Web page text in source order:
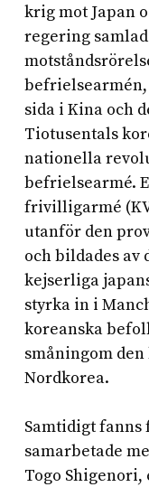
krig mot Japan
regering
befrielsearmén,
sida i Kina och
Tiotusentals
nationella
befrielsearmé.
frivilligarmé
utanför den
och bildades av
kejserliga
styrka in i
koreanska
småningom
Nordkorea.
Samtidigt fanns
samarbetade
Togo